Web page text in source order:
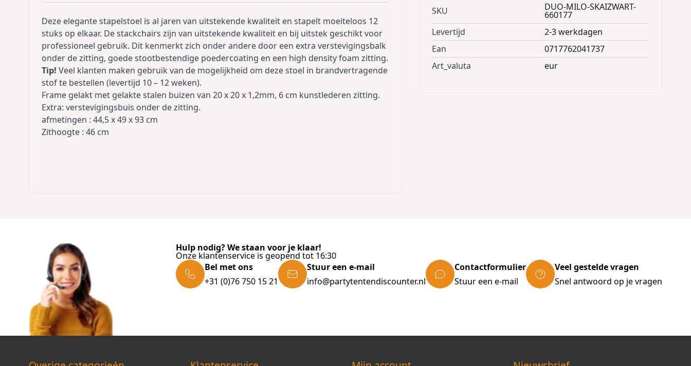
Deze elegante stapelstoel is al jaren van uitstekende kwaliteit en stapelt moeiteloos 12
stuks op elkaar. De stackchairs zijn van uitstekende kwaliteit en bij uitstek geschikt voor
professioneel gebruik. Dit kenmerkt zich onder andere door een extra verstevigingsbalk
onder de zitting, goede stootbestendige poedercoating en een high density foam zitting.
Tip! Veel klanten maken gebruik van de mogelijkheid om deze stoel in brandvertragende
stof te bestellen (levertijd 10 – 12 weken).
Frame gelakt met gelakte stalen buizen van 20 x 20 x 1,2mm, 6 cm kunstlederen zitting.
Extra: verstevigingsbuis onder de zitting.
afmetingen : 44,5 x 49 x 93 cm
Zithoogte : 46 cm
SKU DUO-MILO-SKAIZWART-
660177
Levertijd
2-3 werkdagen
Ean
0717762041737
Art_valuta
eur
Hulp nodig? We staan voor je klaar!
Onze klantenservice is geopend tot 16:30
Bel met ons
+31 (0)76 750 15 21
Stuur een e-mail
info@partytentendiscounter.nl
Contactformulier
Stuur een e-mail
Veel gestelde vragen
Snel antwoord op je vragen